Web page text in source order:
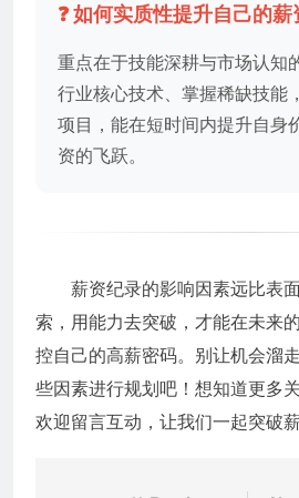
❓ 如何实质性提升自己的薪
重点在于技能深耕与市场认知
行业核心技术、掌握稀缺技能
项目，能在短时间内提升自身
资的飞跃。
薪资纪录的影响因素远比表
索，用能力去突破，才能在未来
控自己的高薪密码。别让机会溜
些因素进行规划吧！想知道更多
欢迎留言互动，让我们一起突破